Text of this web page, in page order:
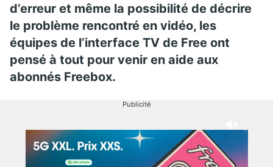
d’erreur et même la possibilité de décrire
le problème rencontré en vidéo, les
équipes de l’interface TV de Free ont
pensé à tout pour venir en aide aux
abonnés Freebox.
Publicité